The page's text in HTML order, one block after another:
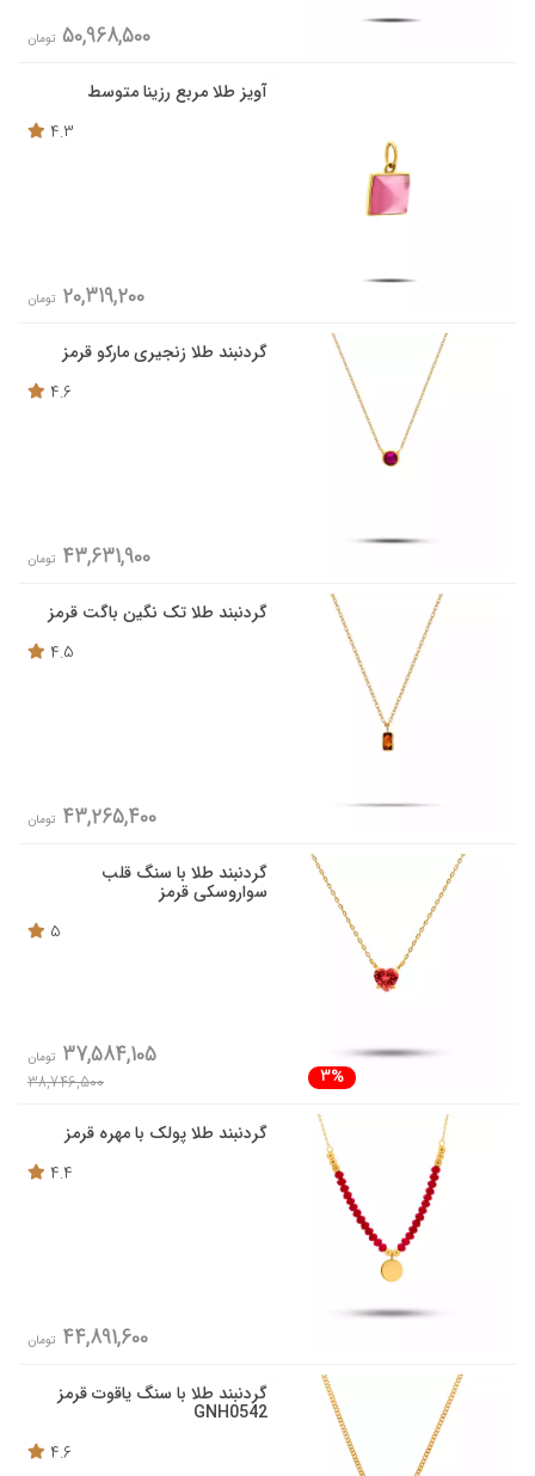
50,968,500 تومان
آویز طلا مربع رزینا متوسط
4.3
20,319,200 تومان
گردنبند طلا زنجیری مارکو قرمز
4.6
43,631,900 تومان
گردنبند طلا تک نگین باگت قرمز
4.5
43,265,400 تومان
گردنبند طلا با سنگ قلب
سواروسکی قرمز
5
3%
37,584,105 تومان
38,746,500
گردنبند طلا پولک با مهره قرمز
4.4
44,891,600 تومان
گردنبند طلا با سنگ یاقوت قرمز
GNH0542
4.6